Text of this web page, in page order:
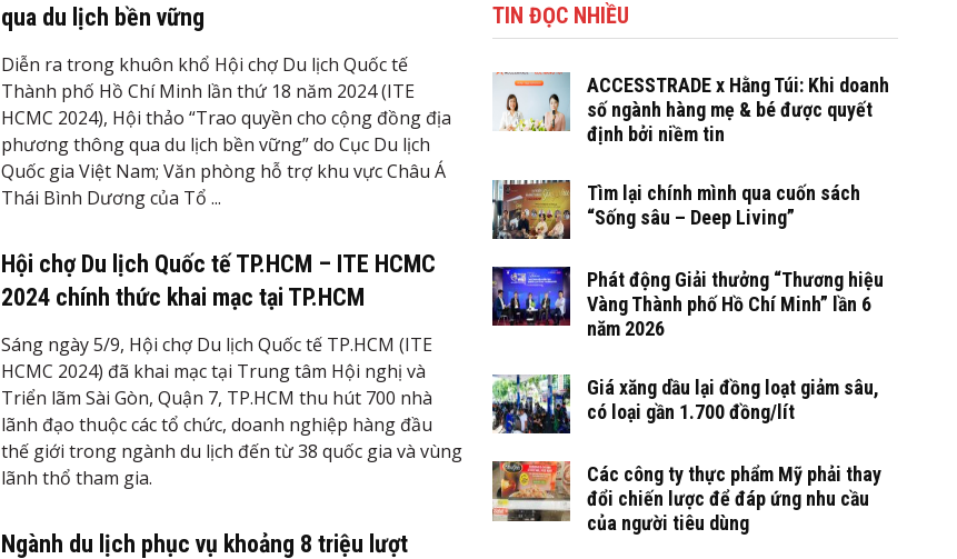
qua du lịch bền vững
Diễn ra trong khuôn khổ Hội chợ Du lịch Quốc tế
Thành phố Hồ Chí Minh lần thứ 18 năm 2024 (ITE
HCMC 2024), Hội thảo “Trao quyền cho cộng đồng địa
phương thông qua du lịch bền vững” do Cục Du lịch
Quốc gia Việt Nam; Văn phòng hỗ trợ khu vực Châu Á
Thái Bình Dương của Tổ ...
Hội chợ Du lịch Quốc tế TP.HCM – ITE HCMC
2024 chính thức khai mạc tại TP.HCM
Sáng ngày 5/9, Hội chợ Du lịch Quốc tế TP.HCM (ITE
HCMC 2024) đã khai mạc tại Trung tâm Hội nghị và
Triển lãm Sài Gòn, Quận 7, TP.HCM thu hút 700 nhà
lãnh đạo thuộc các tổ chức, doanh nghiệp hàng đầu
thế giới trong ngành du lịch đến từ 38 quốc gia và vùng
lãnh thổ tham gia.
Ngành du lịch phục vụ khoảng 8 triệu lượt
TIN ĐỌC NHIỀU
ACCESSTRADE x Hằng Túi: Khi doanh
số ngành hàng mẹ & bé được quyết
định bởi niềm tin
Tìm lại chính mình qua cuốn sách
“Sống sâu – Deep Living”
Phát động Giải thưởng “Thương hiệu
Vàng Thành phố Hồ Chí Minh” lần 6
năm 2026
Giá xăng dầu lại đồng loạt giảm sâu,
có loại gần 1.700 đồng/lít
Các công ty thực phẩm Mỹ phải thay
đổi chiến lược để đáp ứng nhu cầu
của người tiêu dùng